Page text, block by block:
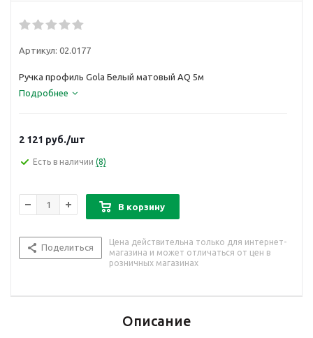
Артикул: 02.0177
Ручка профиль Gola Белый матовый AQ 5м
Подробнее
2 121 руб./шт
Есть в наличии (8)
В корзину
Поделиться
Цена действительна только для интернет-
магазина и может отличаться от цен в
розничных магазинах
Описание